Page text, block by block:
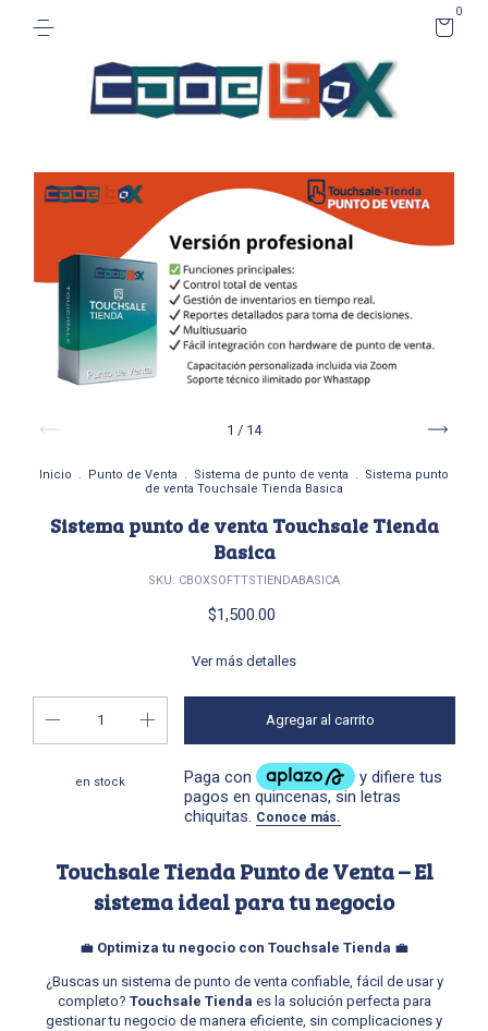
0
1 / 14
Inicio . Punto de Venta . Sistema de punto de venta .
Sistema punto
de venta Touchsale Tienda Basica
Sistema punto de venta Touchsale Tienda
Basica
SKU: CBOXSOFTTSTIENDABASICA
$1,500.00
Ver más detalles
en stock
Touchsale Tienda Punto de Venta – El
sistema ideal para tu negocio
💼 Optimiza tu negocio con Touchsale Tienda 💼
¿Buscas un sistema de punto de venta confiable, fácil de usar y
completo? Touchsale Tienda es la solución perfecta para
gestionar tu negocio de manera eficiente, sin complicaciones y